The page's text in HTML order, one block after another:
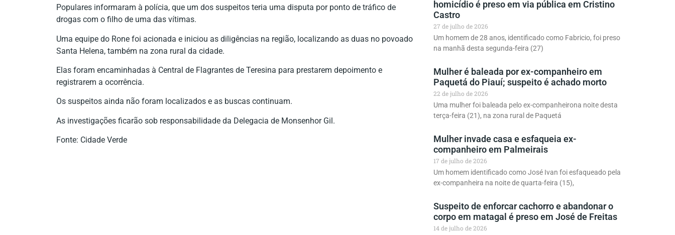
Populares informaram à polícia, que um dos suspeitos teria uma disputa por ponto de tráfico de
drogas com o filho de uma das vítimas.
Uma equipe do Rone foi acionada e iniciou as diligências na região, localizando as duas no povoado
Santa Helena, também na zona rural da cidade.
Elas foram encaminhadas à Central de Flagrantes de Teresina para prestarem depoimento e
registrarem a ocorrência.
Os suspeitos ainda não foram localizados e as buscas continuam.
As investigações ficarão sob responsabilidade da Delegacia de Monsenhor Gil.
Fonte: Cidade Verde
homicídio é preso em via pública em Cristino
Castro
27 de julho de 2026
Um homem de 28 anos, identificado como Fabricio, foi preso
na manhã desta segunda-feira (27)
Mulher é baleada por ex-companheiro em
Paquetá do Piauí; suspeito é achado morto
22 de julho de 2026
Uma mulher foi baleada pelo ex-companheirona noite desta
terça-feira (21), na zona rural de Paquetá
Mulher invade casa e esfaqueia ex-
companheiro em Palmeirais
17 de julho de 2026
Um homem identificado como José Ivan foi esfaqueado pela
ex-companheira na noite de quarta-feira (15),
Suspeito de enforcar cachorro e abandonar o
corpo em matagal é preso em José de Freitas
14 de julho de 2026